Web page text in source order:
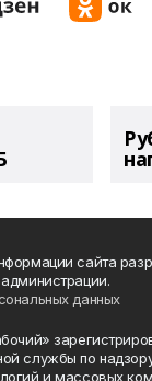
сайта
данных
службы по
и массовых